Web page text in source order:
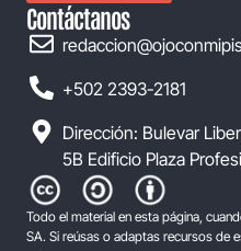
Contáctanos
+502 2393-2181
Dirección: Bulevar
5B Edificio Plaza
Todo el material en esta página,
SA. Si reúsas o adaptas recursos de